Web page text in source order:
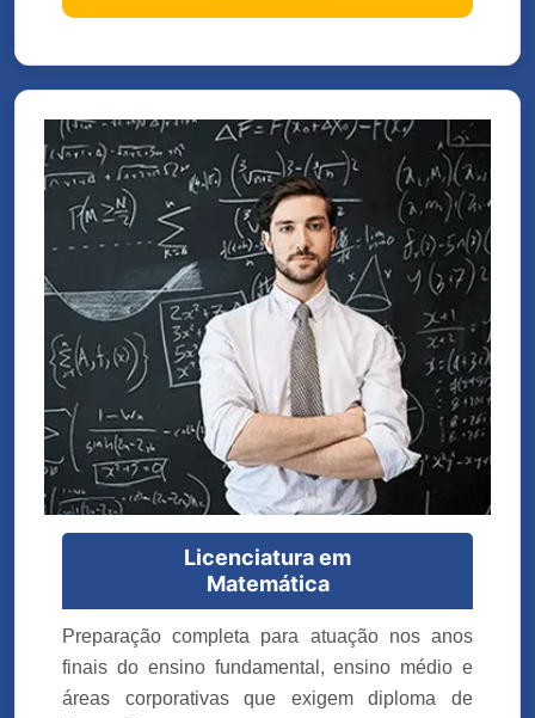
Licenciatura em
Matemática
Preparação completa para atuação nos anos
finais do ensino fundamental, ensino médio e
áreas corporativas que exigem diploma de